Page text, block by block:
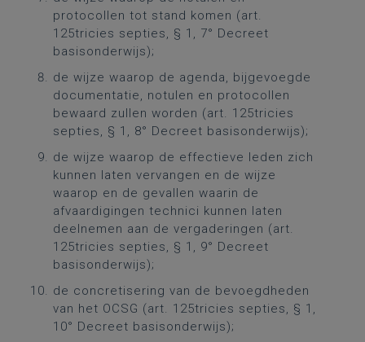
protocollen tot stand komen (art.
125tricies septies, § 1, 7° Decreet
basisonderwijs);
de wijze waarop de agenda, bijgevoegde
documentatie, notulen en protocollen
bewaard zullen worden (art. 125tricies
septies, § 1, 8° Decreet basisonderwijs);
de wijze waarop de effectieve leden zich
kunnen laten vervangen en de wijze
waarop en de gevallen waarin de
afvaardigingen technici kunnen laten
deelnemen aan de vergaderingen (art.
125tricies septies, § 1, 9° Decreet
basisonderwijs);
de concretisering van de bevoegdheden
van het OCSG (art. 125tricies septies, § 1,
10° Decreet basisonderwijs);